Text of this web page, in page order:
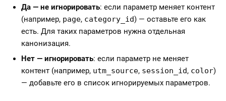
Да — не игнорировать: если параметр меняет контент
(например, page, category_id) — оставьте его как
есть. Для таких параметров нужна отдельная
канонизация.
Нет — игнорировать: если параметр не меняет
контент (например, utm_source, session_id, color)
— добавьте его в список игнорируемых параметров.